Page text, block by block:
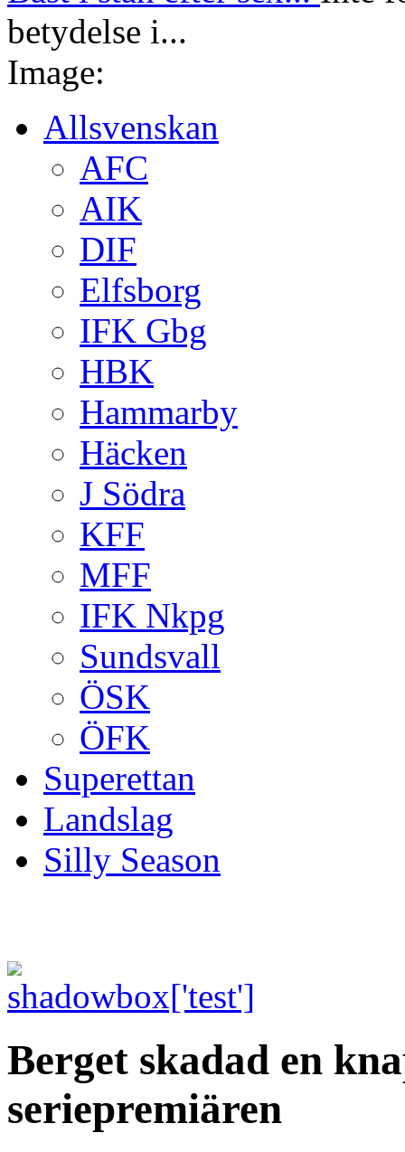
betydelse i...
Image:
Allsvenskan
AFC
AIK
DIF
Elfsborg
IFK Gbg
HBK
Hammarby
Häcken
J Södra
KFF
MFF
IFK Nkpg
Sundsvall
ÖSK
ÖFK
Superettan
Landslag
Silly Season
Berget skadad en
seriepremiären